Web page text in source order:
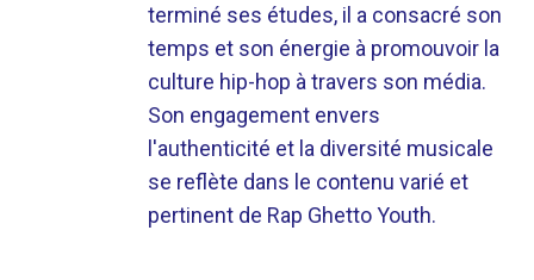
terminé ses études, il a consacré son
temps et son énergie à promouvoir la
culture hip-hop à travers son média.
Son engagement envers
l'authenticité et la diversité musicale
se reflète dans le contenu varié et
pertinent de Rap Ghetto Youth.